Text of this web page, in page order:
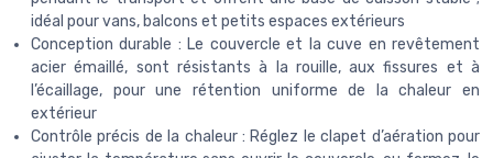
idéal pour vans, balcons et petits espaces extérieurs
Conception durable : Le couvercle et la cuve en revêtement
acier émaillé, sont résistants à la rouille, aux fissures et à
l’écaillage, pour une rétention uniforme de la chaleur en
extérieur
Contrôle précis de la chaleur : Réglez le clapet d’aération pour